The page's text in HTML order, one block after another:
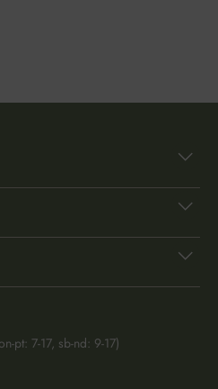
pt: 7-17, sb-nd: 9-17)